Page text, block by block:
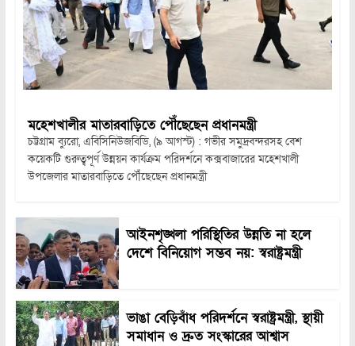
মহেশখালীর মাতারবাড়িতে পৌঁছেছেন প্রধানমন্ত্রী
চট্টগ্রাম ব্যুরো, এবিসিনিউজবিডি, (৯ আগস্ট) : গভীর সমুদ্রবন্দরসহ বেশ
কয়েকটি গুরুত্বপূর্ণ উন্নয়ন কার্যক্রম পরিদর্শনে কক্সবাজারের মহেশখালী
উপজেলার মাতারবাড়িতে পৌঁছেছেন প্রধানমন্ত্রী
আইনশৃঙ্খলা পরিস্থিতির উন্নতি না হলে
দেশে বিনিয়োগ সম্ভব নয়: স্বরাষ্ট্রমন্ত্রী
ভাঙা বেড়িবাঁধ পরিদর্শনে স্বরাষ্ট্রমন্ত্রী, স্থায়ী
সমাধান ও দ্রুত সংস্কারের আশ্বাস